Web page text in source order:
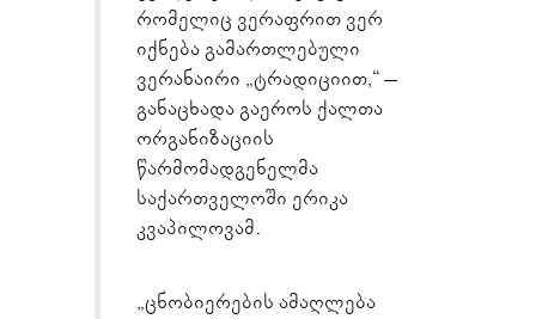
რომელიც ვერაფრით ვერ
იქნება გამართლებული
ვერანაირი „ტრადიციით,“ –
განაცხადა გაეროს ქალთა
ორგანიზაციის
წარმომადგენელმა
საქართველოში ერიკა
კვაპილოვამ.
„ცნობიერების ამაღლება